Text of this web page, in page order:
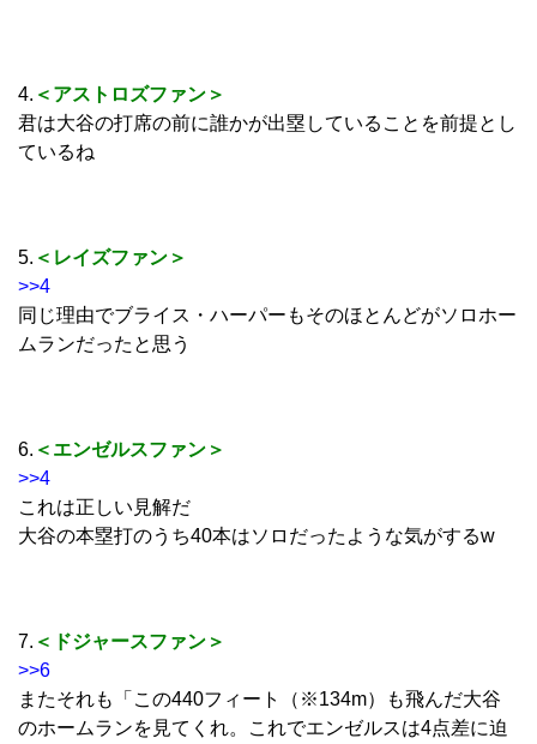
4. ＜アストロズファン＞
君は大谷の打席の前に誰かが出塁していることを前提とし
ているね
5. ＜レイズファン＞
>>4
同じ理由でブライス・ハーパーもそのほとんどがソロホー
ムランだったと思う
6. ＜エンゼルスファン＞
>>4
これは正しい見解だ
大谷の本塁打のうち40本はソロだったような気がするw
7. ＜ドジャースファン＞
>>6
またそれも「この440フィート（※134m）も飛んだ大谷
のホームランを見てくれ。これでエンゼルスは4点差に迫